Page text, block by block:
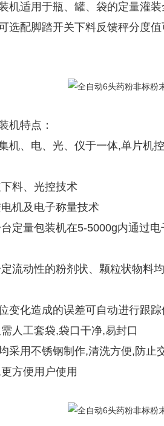
机适用于瓶、罐、袋的定量灌
选配脚踏开关下料反馈秤分度
机特点：
机、电、光、仪于一体,单片机
料、光控技术
机及电子称量技术
定量包装机在5-5000g内通过
流动性的粉剂状、颗粒状物料
变化造成的误差可自动进行跟踪
人工套袋,袋口干净,易封口
采用不锈钢制作,清洗方便,防止
方便用户使用